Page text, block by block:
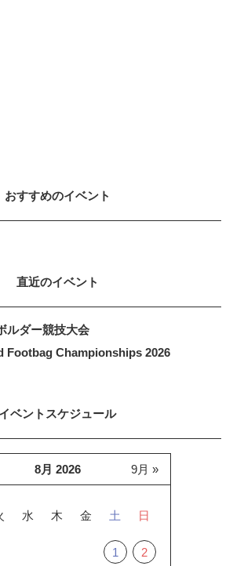
おすすめのイベント
直近のイベント
ルダー競技大会
Footbag Championships 2026
イベントスケジュール
8月 2026
水 木 金 土 日
1 2
9月 »